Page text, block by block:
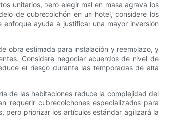
unitarios, pero elegir mal en masa agrava los
de cubrecolchón en un hotel, considere los
ayuda a justificar una mayor inversión
obra estimada para instalación y reemplazo, y
Considere negociar acuerdos de nivel de
el riesgo durante las temporadas de alta
de las habitaciones reduce la complejidad del
requerir cubrecolchones especializados para
pero priorizar los artículos estándar agilizará la